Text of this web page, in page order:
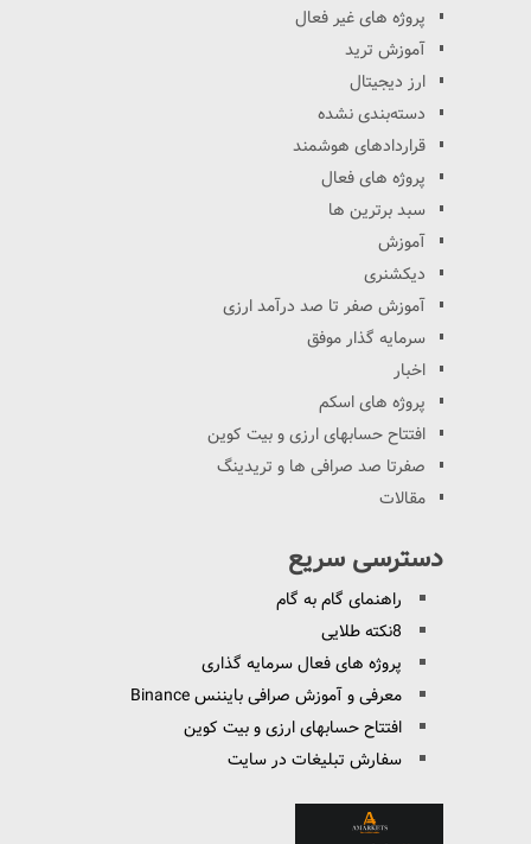
پروژه های غیر فعال
آموزش ترید
ارز دیجیتال
دسته‌بندی نشده
قراردادهای هوشمند
پروژه های فعال
سبد برترین ها
آموزش
دیکشنری
آموزش صفر تا صد درآمد ارزی
سرمایه گذار موفق
اخبار
پروژه های اسکم
افتتاح حسابهای ارزی و بیت کوین
صفرتا صد صرافی ها و تریدینگ
مقالات
دسترسی سریع
راهنمای گام به گام
8نکته طلایی
پروژه های فعال سرمایه گذاری
معرفی و آموزش صرافی بایننس Binance
افتتاح حسابهای ارزی و بیت کوین
سفارش تبلیغات در سایت